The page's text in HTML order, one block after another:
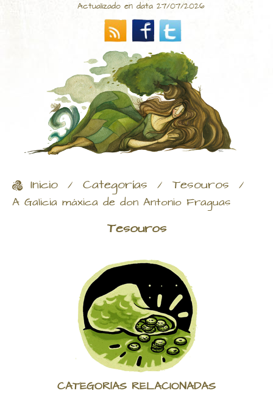
Actualizado en data 27/07/2026
Inicio / Categorías / Tesouros /
A Galicia máxica de don Antonio Fraguas
Tesouros
CATEGORÍAS RELACIONADAS